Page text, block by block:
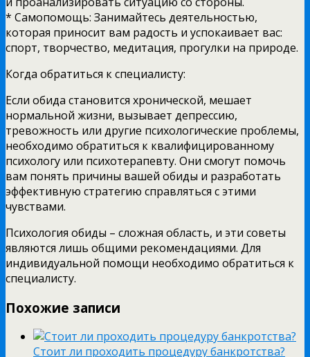
* Самопомощь: Занимайтесь деятельностью,
которая приносит вам радость и успокаивает вас:
спорт, творчество, медитация, прогулки на природе.
Когда обратиться к специалисту:
Если обида становится хронической, мешает
нормальной жизни, вызывает депрессию,
тревожность или другие психологические проблемы,
необходимо обратиться к квалифицированному
психологу или психотерапевту. Они смогут помочь
вам понять причины вашей обиды и разработать
эффективную стратегию справляться с этими
чувствами.
Психология обиды – сложная область, и эти советы
являются лишь общими рекомендациями. Для
индивидуальной помощи необходимо обратиться к
специалисту.
Похожие записи
Стоит ли проходить процедуру банкротства?